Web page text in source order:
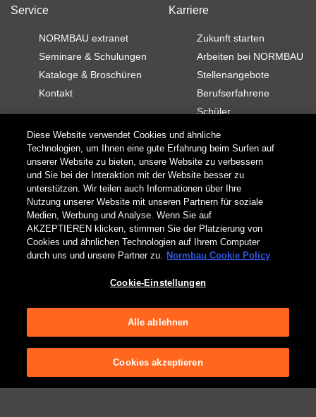
Service
NORMBAU extranet
Seminare & Schulungen
Kataloge & Broschüren
Kontakt
Karriere
Zukunft starten
Arbeiten bei NORMBAU
Stellenangebote
Berufserfahrene
Schüler
Kontakt
Newsletter
Kundenservice
Außendienst
Kontaktformular
Download
Broschüren
Kataloge
Produktdaten
AGB Datenschutz Cookies-Hinweis Einkaufsbedingungen
Impressum
Nutzungsbedingungen Responsible Disclosure
Diese Website verwendet Cookies und ähnliche
Technologien, um Ihnen eine gute Erfahrung beim Surfen auf
unserer Website zu bieten, unsere Website zu verbessern
und Sie bei der Interaktion mit der Website besser zu
unterstützen. Wir teilen auch Informationen über Ihre
Nutzung unserer Website mit unseren Partnern für soziale
Medien, Werbung und Analyse. Wenn Sie auf
AKZEPTIEREN klicken, stimmen Sie der Platzierung von
Cookies und ähnlichen Technologien auf Ihrem Computer
durch uns und unsere Partner zu. Normbau Cookie Policy
Cookie-Einstellungen
Alle ablehnen
Cookies akzeptieren